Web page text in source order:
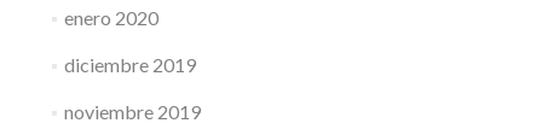
enero 2020
diciembre 2019
noviembre 2019